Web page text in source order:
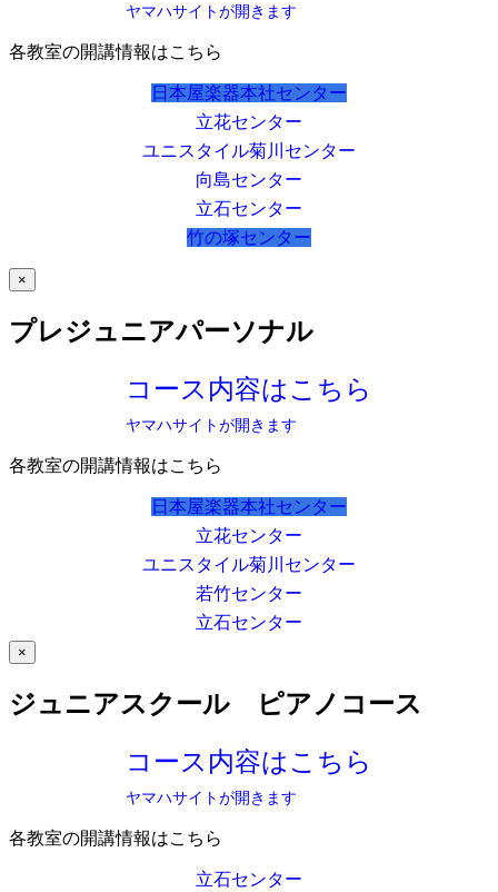
ヤマハサイトが開きます
各教室の開講情報はこちら
日本屋楽器本社センター
立花センター
ユニスタイル菊川センター
向島センター
立石センター
竹の塚センター
×
プレジュニアパーソナル
コース内容はこちら
ヤマハサイトが開きます
各教室の開講情報はこちら
日本屋楽器本社センター
立花センター
ユニスタイル菊川センター
若竹センター
立石センター
×
ジュニアスクール ピアノコース
コース内容はこちら
ヤマハサイトが開きます
各教室の開講情報はこちら
立石センター